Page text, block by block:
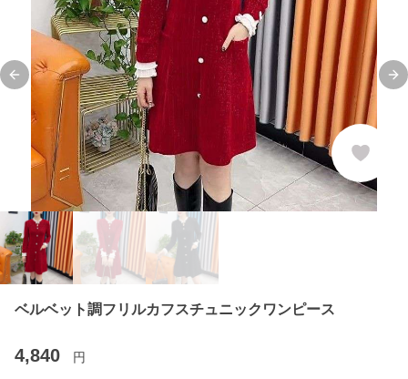
Previous slide
ベルベット調フリルカフスチュニックワンピース
4,840 円